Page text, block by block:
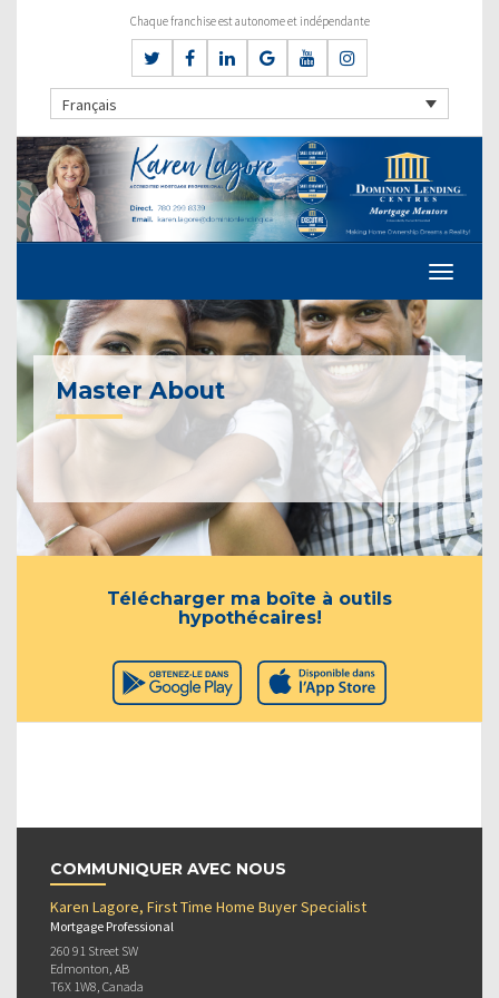
Chaque franchise est autonome et indépendante
Français
Master About
Télécharger ma boîte à outils
hypothécaires!
COMMUNIQUER AVEC NOUS
Karen Lagore, First Time Home Buyer Specialist
Mortgage Professional
260 91 Street SW
Edmonton, AB
T6X 1W8, Canada